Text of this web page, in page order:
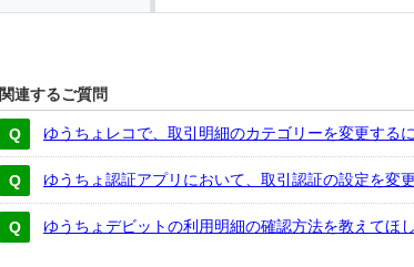
関連するご質問
ゆうちょレコで、取引明細のカテゴリーを変更する
ゆうちょ認証アプリにおいて、取引認証の設定を変
ゆうちょデビットの利用明細の確認方法を教えてほ